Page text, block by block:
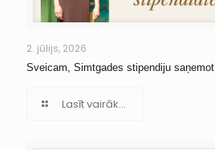
2. jūlijs, 2026
Sveicam, Simtgades stipendiju saņemot
Lasīt vairāk...